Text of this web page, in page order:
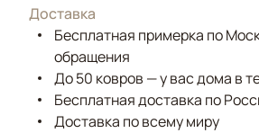
Доставка
Бесплатная примерка по
обращения
До 50 ковров — у вас дома в
Бесплатная доставка по
Доставка по всему миру